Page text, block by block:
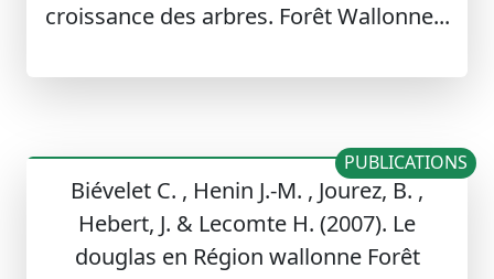
croissance des arbres. Forêt Wallonne...
Biévelet C. , Henin J.-M. , Jourez, B. ,
Hebert, J. & Lecomte H. (2007). Le
douglas en Région wallonne Forêt
PUBLICATIONS